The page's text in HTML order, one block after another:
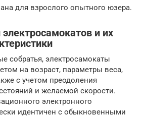
для взрослого опытного юзера.
и их
собратья, электросамокаты
на возраст, параметры веса,
с учетом преодоления
и желаемой скорости.
электронного
идентичен с обыкновенными